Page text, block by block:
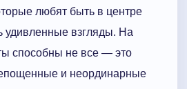
любят быть в центре
удивленные взгляды. На
способны не все — это
и неординарные